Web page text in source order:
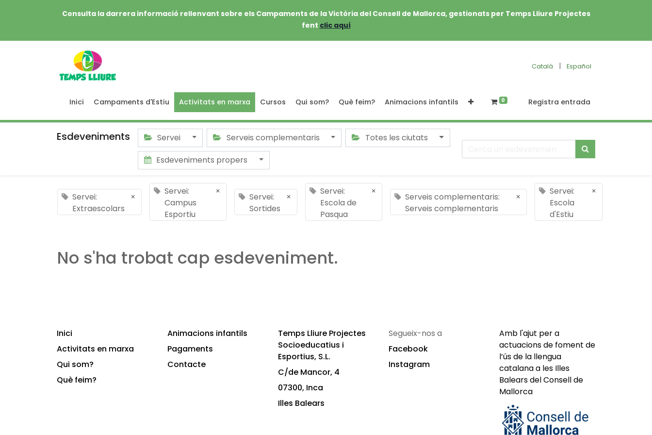
Consulta la darrera informació rellenvant sobre els Campaments de la Victòria del Consell de Mallorca, gestionats per Temps Lliure Projectes
fent clic aquí
Català | Español
Inici Campaments d'Estiu Activitats en marxa Cursos Qui som? Què feim? Animacions infantils 0 Registra entrada
Esdeveniments Servei Serveis complementaris
Totes les ciutats
Esdeveniments propers
Servei:
Extraescolars
×
Servei:
Campus
Esportiu
×
Servei:
Sortides
×
Servei:
Escola de
Pasqua
×
Serveis complementaris:
Serveis complementaris
×
Servei:
Escola
d'Estiu
×
No s'ha trobat cap esdeveniment.
Inici
Activitats en marxa
Qui som?
Què feim?
Animacions infantils
Pagaments
Contacte
Temps Lliure Projectes
Socioeducatius i
Esportius, S.L.
C/de Mancor, 4
07300, Inca
Illes Balears
Segueix-nos a
Facebook
Instagram
Amb l'ajut per a
actuacions de foment de
l’ús de la llengua
catalana a les Illes
Balears del Consell de
Mallorca